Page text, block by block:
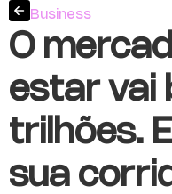
Business
O
estar vai
trilhões.
sua